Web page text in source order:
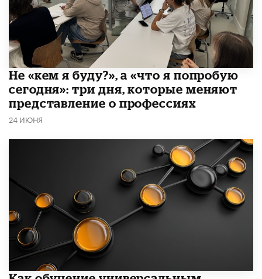
Не «кем я буду?», а «что я попробую
сегодня»: три дня, которые меняют
представление о профессиях
24 ИЮНЯ